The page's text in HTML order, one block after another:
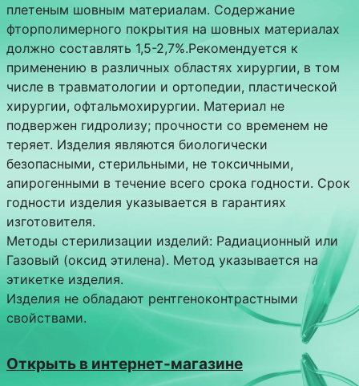
плетеным шовным материалам. Содержание
фторполимерного покрытия на шовных материалах
должно составлять 1,5-2,7%.Рекомендуется к
применению в различных областях хирургии, в том
числе в травматологии и ортопедии, пластической
хирургии, офтальмохирургии. Материал не
подвержен гидролизу; прочности со временем не
теряет. Изделия являются биологически
безопасными, стерильными, не токсичными,
апирогенными в течение всего срока годности. Срок
годности изделия указывается в гарантиях
изготовителя.
Методы стерилизации изделий: Радиационный или
Газовый (оксид этилена). Метод указывается на
этикетке изделия.
Изделия не обладают рентгеноконтрастными
свойствами.
Открыть в интернет-магазине